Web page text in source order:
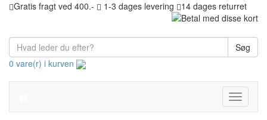
Gratis fragt ved 400.- 1-3 dages levering 14 dages returret
Søg
0 vare(r) i kurven
Toggle